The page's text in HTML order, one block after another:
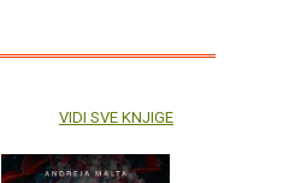
VIDI SVE KNJIGE